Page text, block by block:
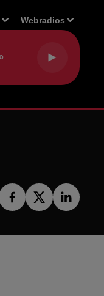
Webradios